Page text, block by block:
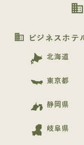
business
business ビジネスホテ
北海道
東京都
静岡県
岐阜県